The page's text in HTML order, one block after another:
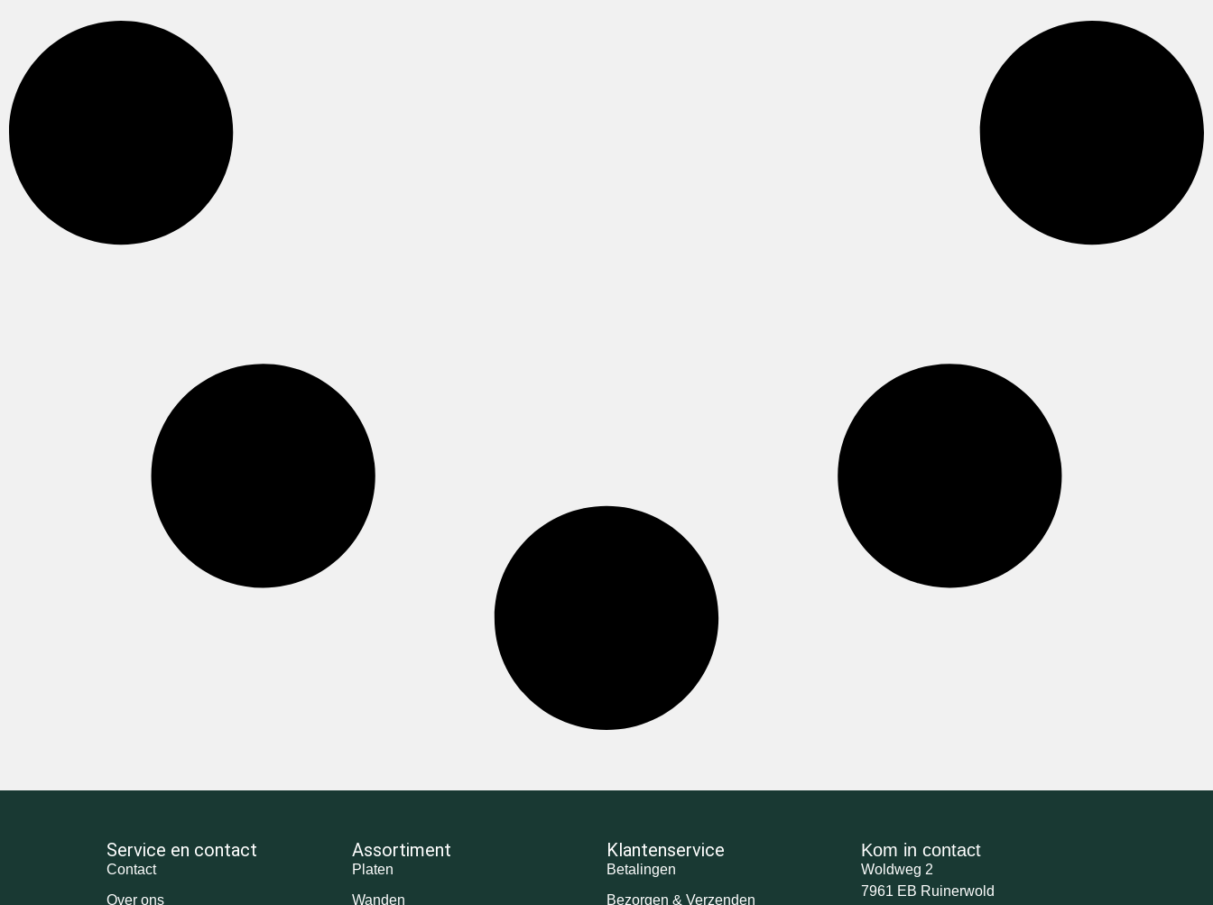
Service en contact
Contact
Over ons
Assortiment
Platen
Wanden
Klantenservice
Betalingen
Bezorgen & Verzenden
Kom in contact
Woldweg 2
7961 EB Ruinerwold